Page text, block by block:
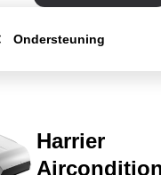
Ondersteuning
Harrier